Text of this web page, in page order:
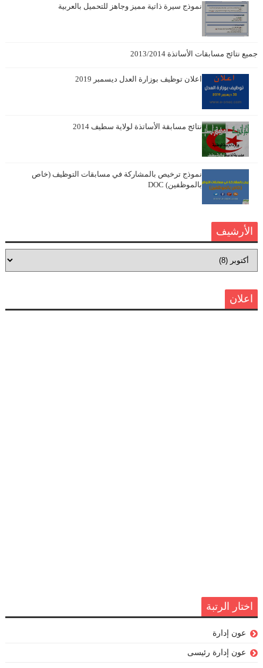
نموذج سيرة ذاتية مميز وجاهز للتحميل بالعربية
جميع نتائج مسابقات الأساتذة 2013/2014
اعلان توظيف بوزارة العدل ديسمبر 2019
نتائج مسابقة الأساتذة لولاية سطيف 2014
نموذج ترخيص بالمشاركة في مسابقات التوظيف (خاص
بالموظفين) DOC
الأرشيف
اعلان
اختار الرتبة
عون إدارة
عون إدارة رئيسى